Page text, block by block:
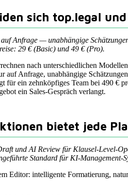
sich top.legal
Anfrage — unabhängige
29 € (Basic) und 49 € (Pro).
nach unterschiedlichen
auf Anfrage, unabhängige
für ein zehnköpfiges Team bei 490 €
ein Sales-Gespräch verlangt.
bietet jede
und AI Review für Klausel-Level-
Standard für KI-Management-
Editor: intelligente Formatierung,